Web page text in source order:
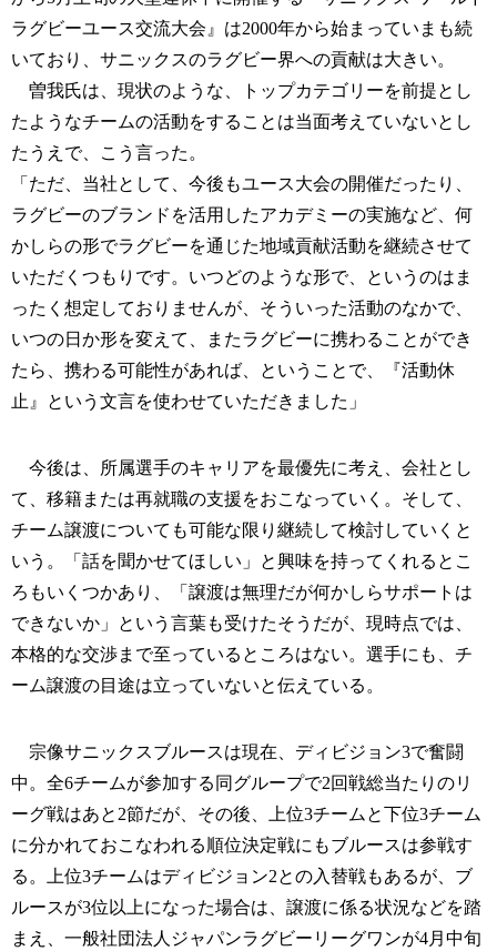
ラグビーユース交流大会』は2000年から始まっていまも続
いており、サニックスのラグビー界への貢献は大きい。
曽我氏は、現状のような、トップカテゴリーを前提とし
たようなチームの活動をすることは当面考えていないとし
たうえで、こう言った。
「ただ、当社として、今後もユース大会の開催だったり、
ラグビーのブランドを活用したアカデミーの実施など、何
かしらの形でラグビーを通じた地域貢献活動を継続させて
いただくつもりです。いつどのような形で、というのはま
ったく想定しておりませんが、そういった活動のなかで、
いつの日か形を変えて、またラグビーに携わることができ
たら、携わる可能性があれば、ということで、『活動休
止』という文言を使わせていただきました」
今後は、所属選手のキャリアを最優先に考え、会社とし
て、移籍または再就職の支援をおこなっていく。そして、
チーム譲渡についても可能な限り継続して検討していくと
いう。「話を聞かせてほしい」と興味を持ってくれるとこ
ろもいくつかあり、「譲渡は無理だが何かしらサポートは
できないか」という言葉も受けたそうだが、現時点では、
本格的な交渉まで至っているところはない。選手にも、チ
ーム譲渡の目途は立っていないと伝えている。
宗像サニックスブルースは現在、ディビジョン3で奮闘
中。全6チームが参加する同グループで2回戦総当たりのリ
ーグ戦はあと2節だが、その後、上位3チームと下位3チーム
に分かれておこなわれる順位決定戦にもブルースは参戦す
る。上位3チームはディビジョン2との入替戦もあるが、ブ
ルースが3位以上になった場合は、譲渡に係る状況などを踏
まえ、一般社団法人ジャパンラグビーリーグワンが4月中旬